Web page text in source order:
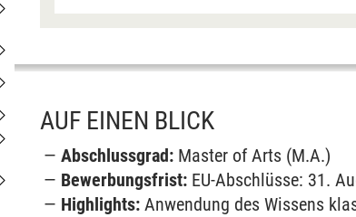
Untermenu Management & Sustainable Accounting and Finance
Untermenu Politics and Democracy
Untermenu Psychology & Sustainability
Untermenu Rechtswissenschaft
Untermenu Social Work Research
Untermenu Sustainability Science: Ecosystems, Biodiversity and
AUF EINEN BLICK
Abschlussgrad: Master of Arts (M.A.)
Bewerbungsfrist:EU-Abschlüsse: 31.
Highlights: An­wendung des Wissens